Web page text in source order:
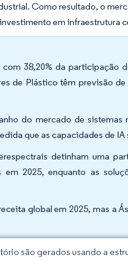
Como resultado, o
em infraestrutura
38,20% da participação
de Plástico têm previsão
do mercado de
que as capacidades de IA
detinham uma
2025, enquanto as
global em 2025, mas a
são gerados usando a